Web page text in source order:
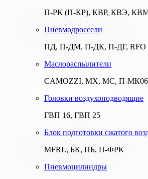
П-РК (П-КР), КВР, КВЭ,
Пневмодроссели
ПД, П-ДМ, П-ДК, П-ДГ, RFO
Маслораспылители
CAMOZZI, МХ, МС, П-
Головки воздухоподводящие
ГВП 16, ГВП 25
Блок подготовки сжатого
MFRL, БК, ПБ, П-ФРК
Пневмоцилиндры